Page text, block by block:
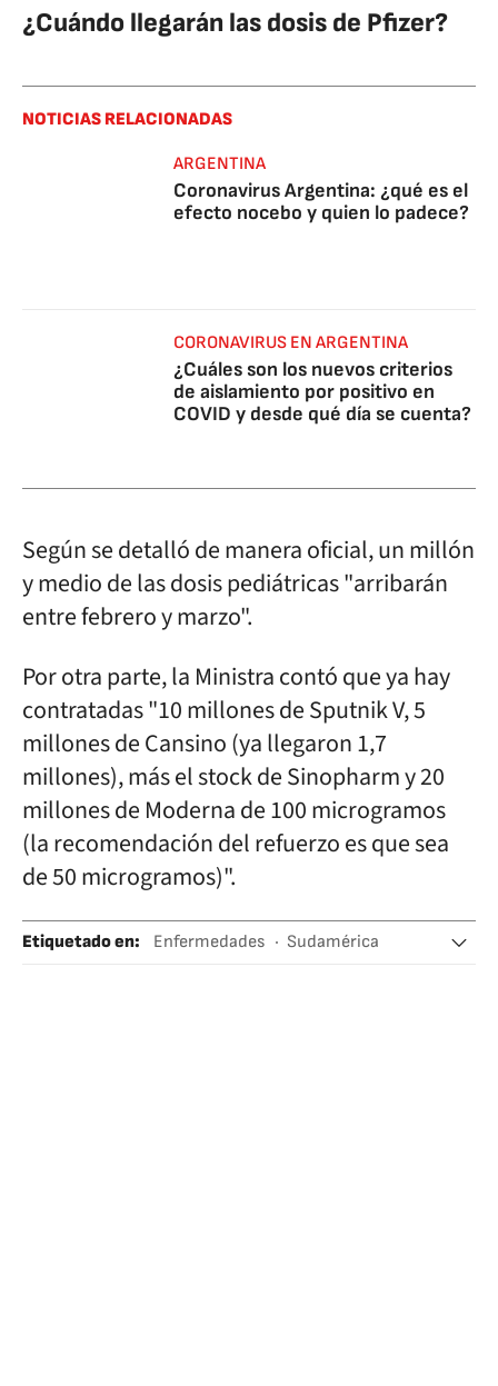
¿Cuándo llegarán las dosis de Pfizer?
NOTICIAS RELACIONADAS
ARGENTINA
Coronavirus Argentina: ¿qué es el
efecto nocebo y quien lo padece?
CORONAVIRUS EN ARGENTINA
¿Cuáles son los nuevos criterios
de aislamiento por positivo en
COVID y desde qué día se cuenta?
Según se detalló de manera oficial, un millón
y medio de las dosis pediátricas "arribarán
entre febrero y marzo".
Por otra parte, la Ministra contó que ya hay
contratadas "10 millones de Sputnik V, 5
millones de Cansino (ya llegaron 1,7
millones), más el stock de Sinopharm y 20
millones de Moderna de 100 microgramos
(la recomendación del refuerzo es que sea
de 50 microgramos)".
Etiquetado en: Enfermedades
Sudamérica